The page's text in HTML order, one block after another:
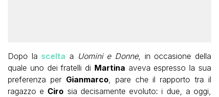
Dopo la scelta a Uomini e Donne, in occasione della
quale uno dei fratelli di Martina aveva espresso la sua
preferenza per Gianmarco, pare che il rapporto tra il
ragazzo e Ciro sia decisamente evoluto: i due, a oggi,